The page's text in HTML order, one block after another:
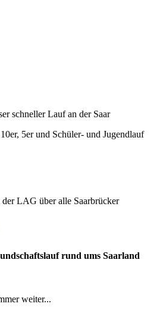
schneller Lauf an der Saar
5er und Schüler- und Jugendlauf
LAG über alle Saarbrücker
rund ums Saarland
weiter...